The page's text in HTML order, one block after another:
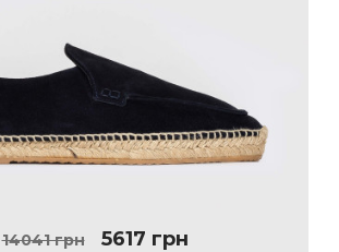
14041 грн 5617 грн